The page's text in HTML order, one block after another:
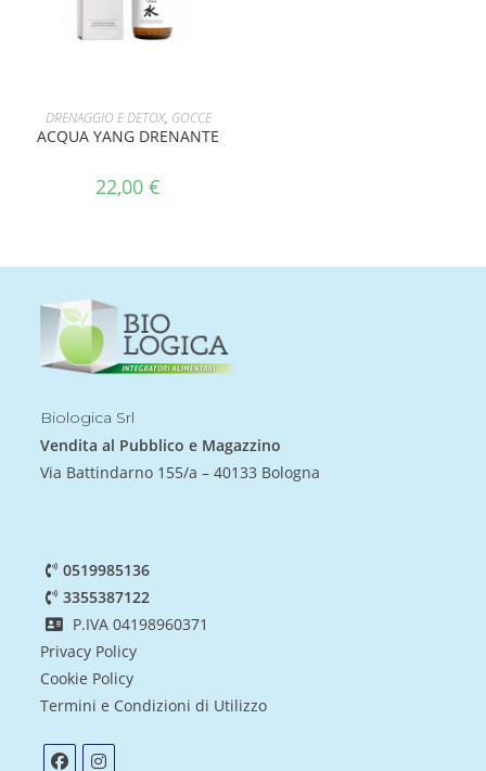
AGGIUNGI AL CARRELLO
DRENAGGIO E DETOX, GOCCE
ACQUA YANG DRENANTE
22,00€
Biologica Srl
Vendita al Pubblico e Magazzino
Via Battindarno 155/a – 40133 Bologna
0519985136
3355387122
P.IVA 04198960371
Privacy Policy
Cookie Policy
Termini e Condizioni di Utilizzo